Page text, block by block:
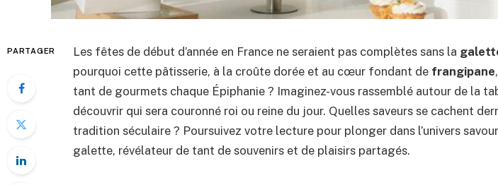
PARTAGER Les fêtes de début d’année en France ne seraient pas complètes sans la
pourquoi cette pâtisserie, à la croûte dorée et au cœur fondant de frangipane
tant de gourmets chaque Épiphanie ? Imaginez-vous rassemblé autour de la
découvrir qui sera couronné roi ou reine du jour. Quelles saveurs se cachent
tradition séculaire ? Poursuivez votre lecture pour plonger dans l’univers
galette, révélateur de tant de souvenirs et de plaisirs partagés.